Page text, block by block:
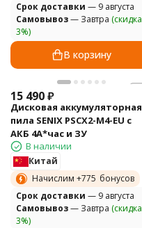
Cрок доставки — 9 августа
Самовывоз— Завтра (скидка
3%)
В корзину
15 490₽
Дисковая аккумуляторная
пила SENIX PSCX2-M4-EU с
АКБ 4А*час и ЗУ
В наличии
Китай
Начислим +775 бонусов
Cрок доставки — 9 августа
Самовывоз— Завтра (скидка
3%)